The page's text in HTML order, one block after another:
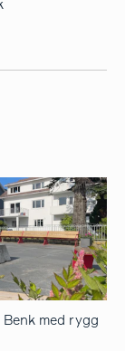
med rygg